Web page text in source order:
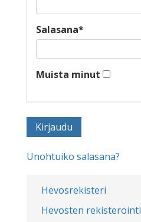
Hevosrekisteri
Hevosten rekisteröinti
Salasana*
Muista minut
Unohtuiko salasana?